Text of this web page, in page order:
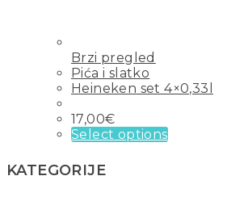
Brzi pregled
Pića i slatko
Heineken set 4×0,33l
17,00€
Select options
KATEGORIJE